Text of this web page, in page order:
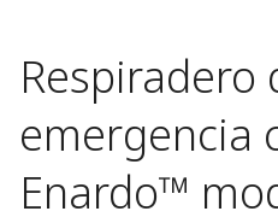
Respiradero
emergencia
Enardo™